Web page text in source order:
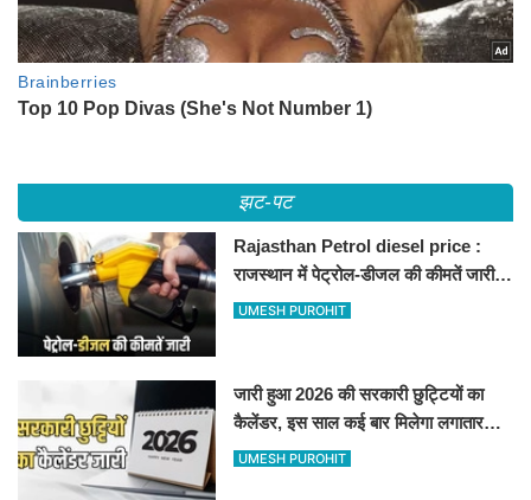
झट-पट
Rajasthan Petrol diesel price :
राजस्थान में पेट्रोल-डीजल की कीमतें जारी,
जानिए बीकानेर समेत पुरे प्रदेश में नए रेट
UMESH PUROHIT
जारी हुआ 2026 की सरकारी छुट्टियों का
कैलेंडर, इस साल कई बार मिलेगा लगातार
अवकाश, देखें
UMESH PUROHIT